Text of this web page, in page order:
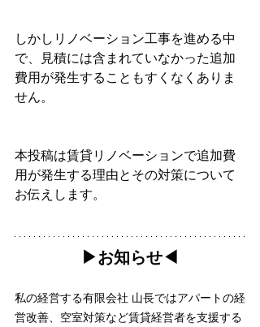
しかしリノベーション工事を進める中
で、見積には含まれていなかった追加
費用が発生することもすくなくありま
せん。
本投稿は賃貸リノベーションで追加費
用が発生する理由とその対策について
お伝えします。
▶︎お知らせ◀︎
私の経営する有限会社 山長ではアパートの経
営改善、空室対策など賃貸経営者を支援する